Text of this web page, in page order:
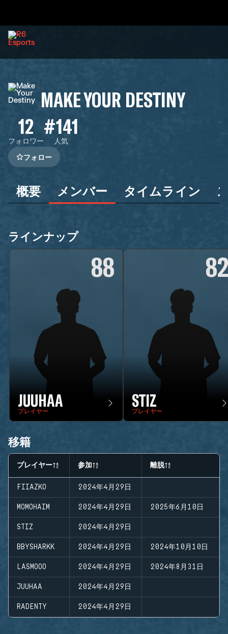
MAKE YOUR DESTINY
12
フォロワー
#141
人気
フォロー
概要 メンバー タイムライン
ラインナップ
88
JUUHAA
プレイヤー
82
STIZ
プレイヤー
移籍
プレイヤー 参加 離脱
FIIAZKO 2024年4月29日
MOMOHAIM 2024年4月29日 2025年6月10日
STIZ 2024年4月29日
BBYSHARKK 2024年4月29日 2024年10月10日
LASMOOO 2024年4月29日 2024年8月31日
JUUHAA 2024年4月29日
RADENTY 2024年4月29日